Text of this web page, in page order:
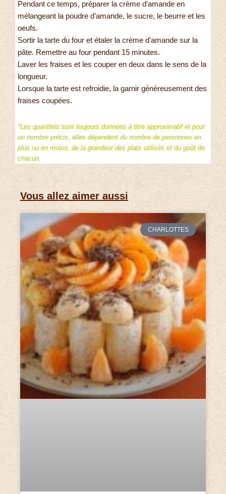
Pendant ce temps, préparer la crème d'amande en
mélangeant la poudre d'amande, le sucre, le beurre et les
oeufs.
Sortir la tarte du four et étaler la crème d'amande sur la
pâte. Remettre au four pendant 15 minutes.
Laver les fraises et les couper en deux dans le sens de la
longueur.
Lorsque la tarte est refroidie, la garnir généreusement des
fraises coupées.
*Les quantités sont toujours données à titre approximatif et pour
un nombre précis, elles dépendent du nombre de personnes en
plus ou en moins, de la grandeur des plats utilisés et du goût de
chacun.
Vous allez aimer aussi
CHARLOTTES